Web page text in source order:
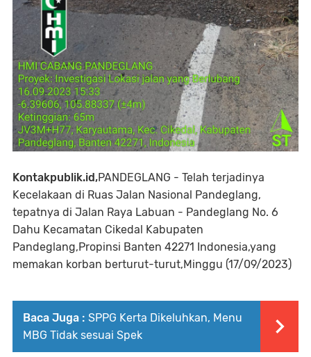
Kontakpublik.id,PANDEGLANG - Telah terjadinya
Kecelakaan di Ruas Jalan Nasional Pandeglang,
tepatnya di Jalan Raya Labuan - Pandeglang No. 6
Dahu Kecamatan Cikedal Kabupaten
Pandeglang,Propinsi Banten 42271 Indonesia,yang
memakan korban berturut-turut,Minggu (17/09/2023)
Baca Juga : SPPG Kerta Dikeluhkan, Menu
MBG Tidak sesuai Spek